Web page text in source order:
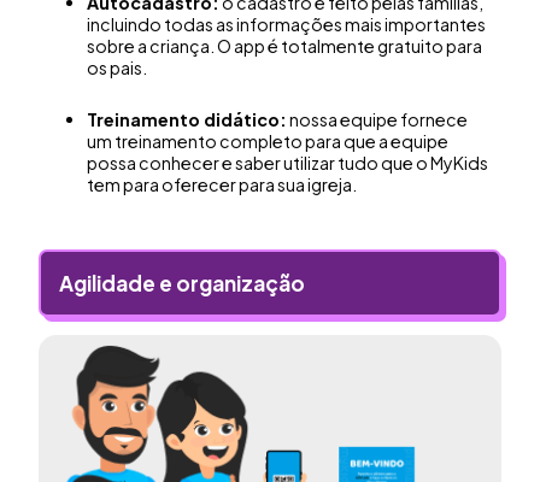
incluindo todas as informações mais importantes
sobre a criança. O app é totalmente gratuito para
os pais.
Treinamento didático: nossa equipe fornece
um treinamento completo para que a equipe
possa conhecer e saber utilizar tudo que o MyKids
tem para oferecer para sua igreja.
Agilidade e organização